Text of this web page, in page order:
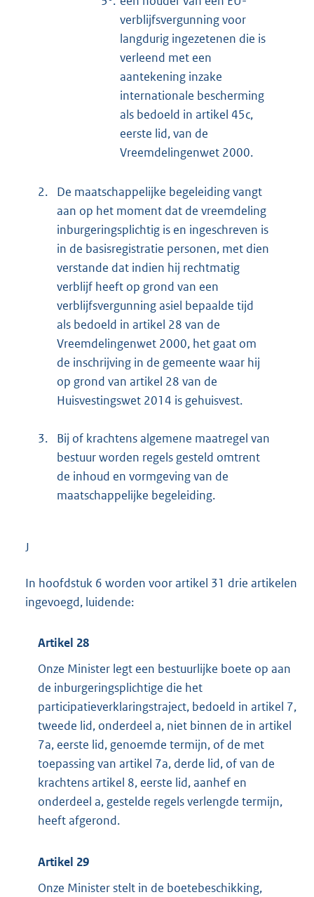
verblijfsvergunning voor
langdurig ingezetenen die is
verleend met een
aantekening inzake
internationale bescherming
als bedoeld in artikel 45c,
eerste lid, van de
Vreemdelingenwet 2000.
2.
De maatschappelijke begeleiding vangt
aan op het moment dat de vreemdeling
inburgeringsplichtig is en ingeschreven is
in de basisregistratie personen, met dien
verstande dat indien hij rechtmatig
verblijf heeft op grond van een
verblijfsvergunning asiel bepaalde tijd
als bedoeld in artikel 28 van de
Vreemdelingenwet 2000, het gaat om
de inschrijving in de gemeente waar hij
op grond van artikel 28 van de
Huisvestingswet 2014 is gehuisvest.
3.
Bij of krachtens algemene maatregel van
bestuur worden regels gesteld omtrent
de inhoud en vormgeving van de
maatschappelijke begeleiding.
J
In hoofdstuk 6 worden voor artikel 31 drie artikelen
ingevoegd, luidende:
Artikel 28
Onze Minister legt een bestuurlijke boete op aan
de inburgeringsplichtige die het
participatieverklaringstraject, bedoeld in artikel 7,
tweede lid, onderdeel a, niet binnen de in artikel
7a, eerste lid, genoemde termijn, of de met
toepassing van artikel 7a, derde lid, of van de
krachtens artikel 8, eerste lid, aanhef en
onderdeel a, gestelde regels verlengde termijn,
heeft afgerond.
Artikel 29
Onze Minister stelt in de boetebeschikking,